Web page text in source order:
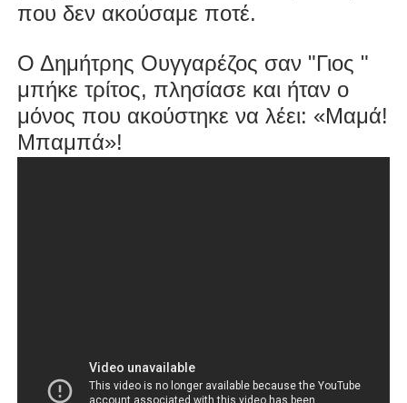
που δεν ακούσαμε ποτέ.
Ο Δημήτρης Ουγγαρέζος σαν "Γιος "
μπήκε τρίτος, πλησίασε και ήταν ο
μόνος που ακούστηκε να λέει: «Μαμά!
Μπαμπά»!